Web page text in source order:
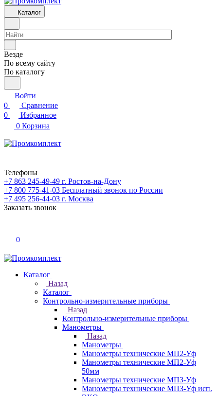
Каталог
Везде
По всему сайту
По каталогу
Войти
0
Сравнение
0
Избранное
0 Корзина
Телефоны
+7 863 245-49-49 г. Ростов-на-Дону
+7 800 775-41-03 Бесплатный звонок по России
+7 495 256-44-03 г. Москва
Заказать звонок
0
Каталог
Назад
Каталог
Контрольно-измерительные приборы
Назад
Контрольно-измерительные приборы
Манометры
Назад
Манометры
Манометры технические МП2-Уф
Манометры технические МП2-Уф
50мм
Манометры технические МП3-Уф
Манометры технические МП3-Уф исп.